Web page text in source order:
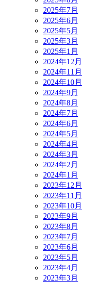
2025年7月
2025年6月
2025年5月
2025年3月
2025年1月
2024年12月
2024年11月
2024年10月
2024年9月
2024年8月
2024年7月
2024年6月
2024年5月
2024年4月
2024年3月
2024年2月
2024年1月
2023年12月
2023年11月
2023年10月
2023年9月
2023年8月
2023年7月
2023年6月
2023年5月
2023年4月
2023年3月